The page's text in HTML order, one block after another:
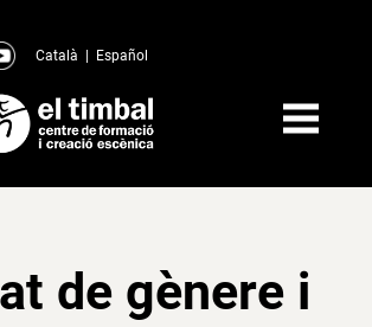
Català Español
de gènere i